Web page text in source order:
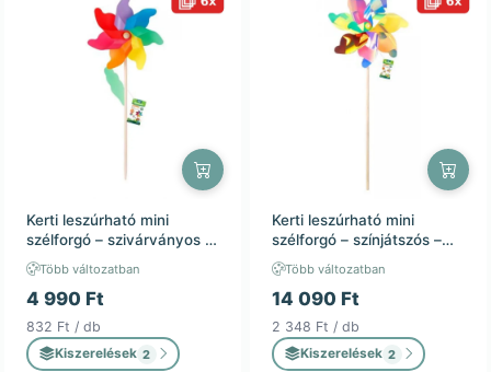
Kerti leszúrható mini
szélforgó – szivárványos –
24x56cm – kültéri
dekoráció / 6db
Több változatban
4 990 Ft
832 Ft / db
Kiszerelések 2
Kerti leszúrható mini
szélforgó – színjátszós –
42x110cm – kültéri
dekoráció / 6db
Több változatban
14 090 Ft
2 348 Ft / db
Kiszerelések 2